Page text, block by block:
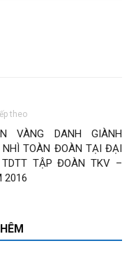
theo
VÀNG DANH GIÀNH
NHÌ TOÀN ĐOÀN TẠI ĐẠI
TẬP ĐOÀN TKV –
2016